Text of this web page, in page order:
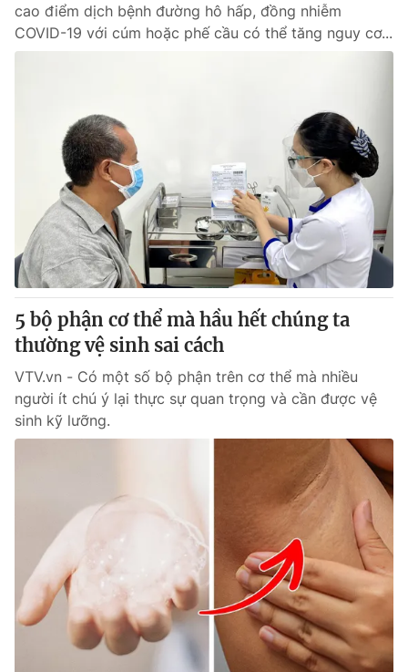
Liên hệ tòa soạn English
THỜI BÁO VTV
Theo dõi báo trên
Cơ quan chủ quản:
Đài Truyền hình Việt Nam
Cơ quan báo chí:Thời báo VTV
Giấy phép hoạt động báo in và báo điện tử số 483/GP-BTTTT
cấp ngày 29/12/2023
Tổng Biên tập: Vũ Thanh Thủy
Phó Tổng Biên tập:Nguyễn Thị Mỹ Hạnh, Phạm Quốc Thắng,
Tổng đài VTV:
024.38 355 931 - 024.38 355 932
Ðiện thoại Thời báo VTV:
Email:toasoan@vtv.vn
cao điểm dịch bệnh đường hô hấp, đồng nhiễm
COVID-19 với cúm hoặc phế cầu có thể tăng nguy cơ...
5 bộ phận cơ thể mà hầu hết chúng ta
thường vệ sinh sai cách
VTV.vn - Có một số bộ phận trên cơ thể mà nhiều
người ít chú ý lại thực sự quan trọng và cần được vệ
sinh kỹ lưỡng.